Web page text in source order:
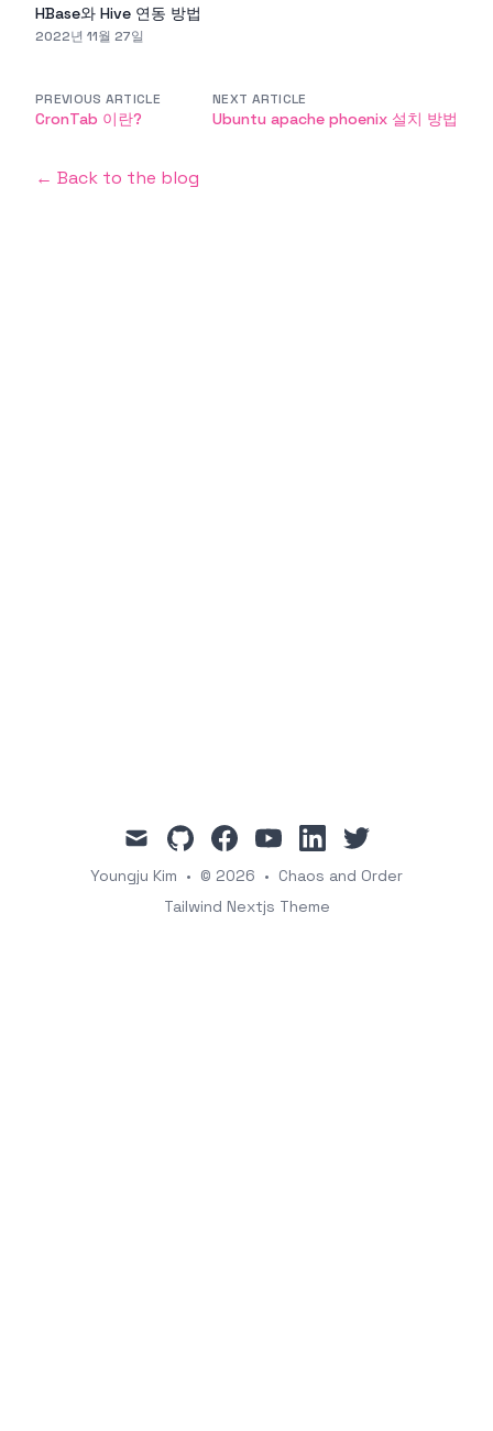
HBase와 Hive 연동 방법
2022년 11월 27일
PREVIOUS ARTICLE
CronTab 이란?
NEXT ARTICLE
Ubuntu apache phoenix 설치 방법
← Back to the blog
mail githubfacebookyoutubelinkedintwitter
Youngju Kim • © 2026 • Chaos and Order
Tailwind Nextjs Theme